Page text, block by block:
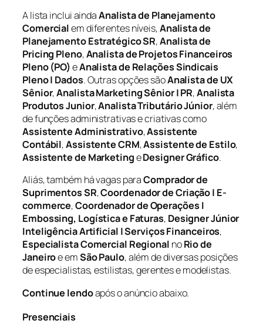
A lista inclui aindaAnalista de Planejamento
Comercialem diferentes níveis,Analista de
Planejamento Estratégico SR,Analista de
Pricing Pleno,Analista de Projetos Financeiros
Pleno (PO) eAnalista de Relações Sindicais
Pleno | Dados. Outras opções sãoAnalista de UX
Sênior,Analista Marketing Sênior | PR,Analista
Produtos Junior,Analista Tributário Júnior, além
de funções administrativas e criativas como
Assistente Administrativo,Assistente
Contábil,Assistente CRM,Assistente de Estilo,
Assistente de MarketingeDesigner Gráfico.
Aliás, também há vagas paraComprador de
Suprimentos SR,Coordenador de Criação | E-
commerce,Coordenador de Operações I
Embossing, Logística e Faturas, Designer Júnior
Inteligência Artificial | Serviços Financeiros,
Especialista Comercial Regional noRio de
Janeiroe emSão Paulo, além de diversas posições
de especialistas, estilistas, gerentes e modelistas.
Continue lendoapós o anúncio abaixo.
Presenciais